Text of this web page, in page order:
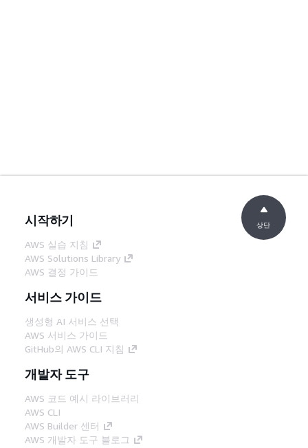
시작하기
AWS 실습 지침
AWS Solutions Library
AWS 결정 가이드
서비스 가이드
생성형 AI 서비스 선택
AWS 서비스 가이드
GitHub의 AWS CLI 지침
개발자 도구
AWS 코드 예시 라이브러리
AWS CLI
AWS Builder 센터
AWS 개발자 도구 블로그
상단